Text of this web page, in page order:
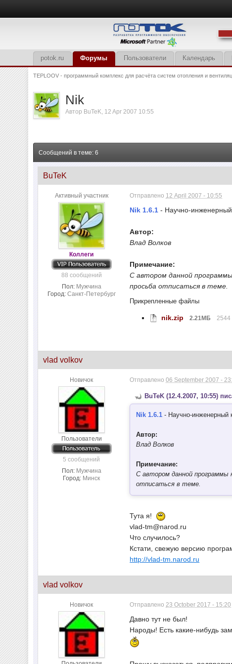
potok.ru Форумы Пользователи Календарь
TEPLOOV - программный комплекс для расчёта систем отопления и
Nik
Автор BuTeK, 12 Apr 2007 10:55
Сообщений в теме: 6
BuTeK
Активный участник
Коллеги
88 сообщений
Пол: Мужчина
Город: Санкт-Петербург
Отправлено 12 April 2007 - 10:55
Nik 1.6.1 - Научно-инженерный
Автор:
Влад Волков
Примечание:
С автором данной программы
просьба отписаться в теме.
Прикрепленные файлы
nik.zip 2.21МБ 2544
vlad volkov
Новичок
Пользователи
5 сообщений
Пол: Мужчина
Город: Минск
Отправлено06 September 2007 -
BuTeK (12.4.2007, 10:55)
Nik 1.6.1 - Научно-инженерный
Автор:
Влад Волков
Примечание:
С автором данной программы
отписаться в теме.
Тута я!
vlad-tm@narod.ru
Что случилось?
Кстати, свежую версию
http://vlad-tm.narod.ru
vlad volkov
Новичок Отправлено23 October 2017 - 15:20
Давно тут не был!
Народы! Есть какие-нибудь